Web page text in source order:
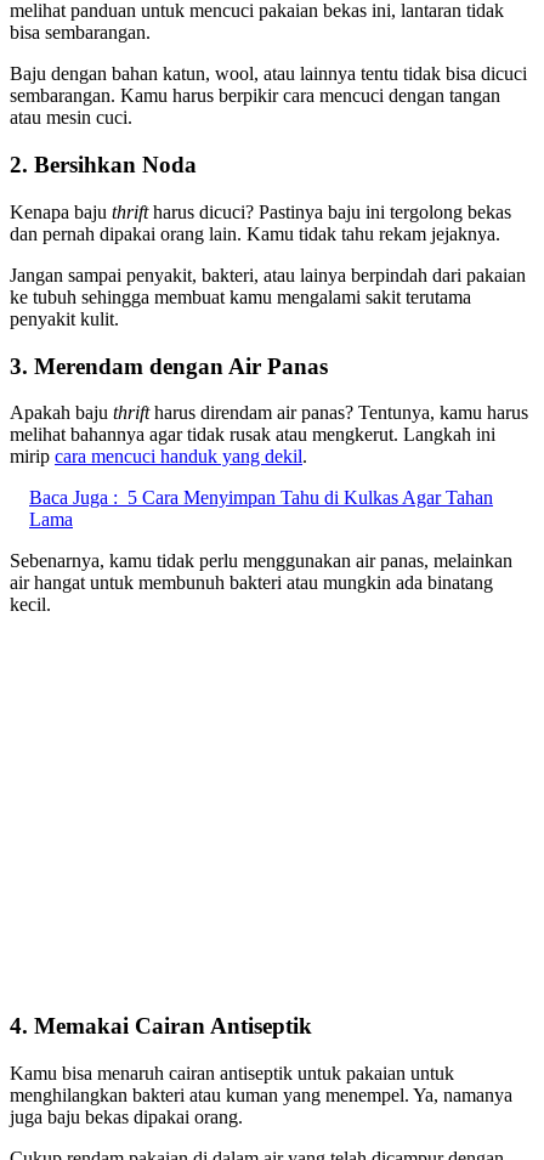
melihat panduan untuk mencuci pakaian bekas ini, lantaran tidak
bisa sembarangan.
Baju dengan bahan katun, wool, atau lainnya tentu tidak bisa dicuci
sembarangan. Kamu harus berpikir cara mencuci dengan tangan
atau mesin cuci.
2. Bersihkan Noda
Kenapa baju thriftharus dicuci? Pastinya baju ini tergolong bekas
dan pernah dipakai orang lain. Kamu tidak tahu rekam jejaknya.
Jangan sampai penyakit, bakteri, atau lainya berpindah dari pakaian
ke tubuh sehingga membuat kamu mengalami sakit terutama
penyakit kulit.
3. Merendam dengan Air Panas
Apakah baju thriftharus direndam air panas? Tentunya, kamu harus
melihat bahannya agar tidak rusak atau mengkerut. Langkah ini
mirip cara mencuci handuk yang dekil.
Baca Juga : 5 Cara Menyimpan Tahu di Kulkas Agar Tahan
Lama
Sebenarnya, kamu tidak perlu menggunakan air panas, melainkan
air hangat untuk membunuh bakteri atau mungkin ada binatang
kecil.
4. Memakai Cairan Antiseptik
Kamu bisa menaruh cairan antiseptik untuk pakaian untuk
menghilangkan bakteri atau kuman yang menempel. Ya, namanya
juga baju bekas dipakai orang.